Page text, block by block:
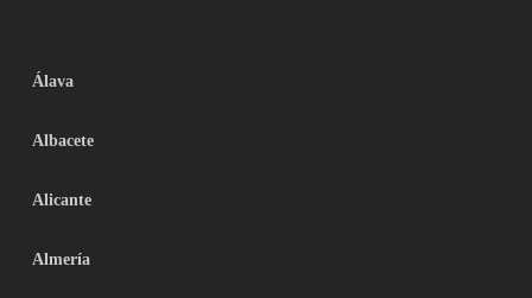
Álava
Albacete
Alicante
Almería